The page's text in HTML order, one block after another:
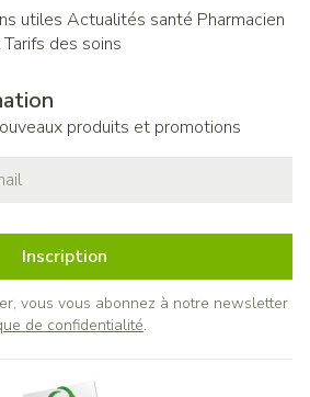
utiles Actualités santé Pharmacien
Tarifs des soins
produits et promotions
Inscription
vous vous abonnez à notre newsletter
de confidentialité.